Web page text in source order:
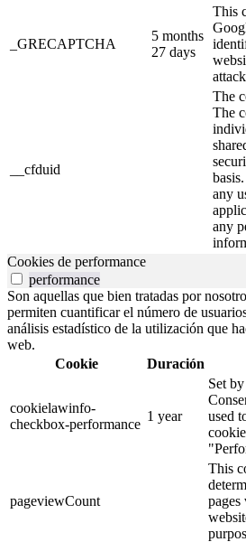
_GRECAPTCHA
5 months
27 days
This
__cfduid
The
The
any
any
Cookies de performance
performance
Son aquellas que bien tratadas por
permiten cuantificar el número de
análisis estadístico de la utilización que
web.
Cookie
Duración
cookielawinfo-
checkbox-performance
1 year
Set
used
pageviewCount
This